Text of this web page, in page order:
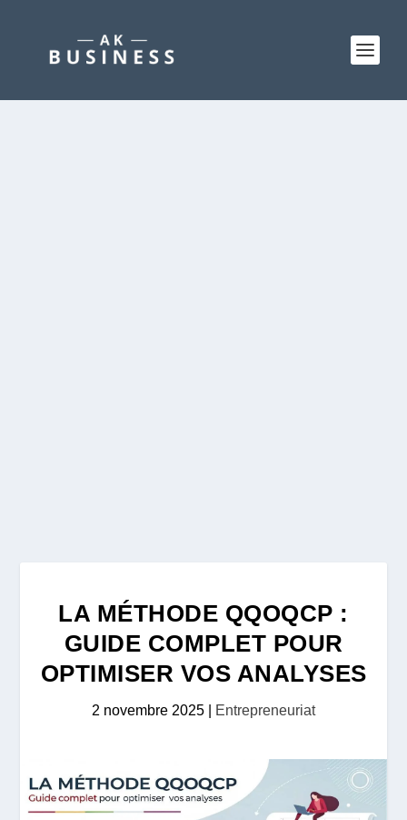
LA MÉTHODE QQOQCP :
GUIDE COMPLET POUR
OPTIMISER VOS ANALYSES
2 novembre 2025 Entrepreneuriat